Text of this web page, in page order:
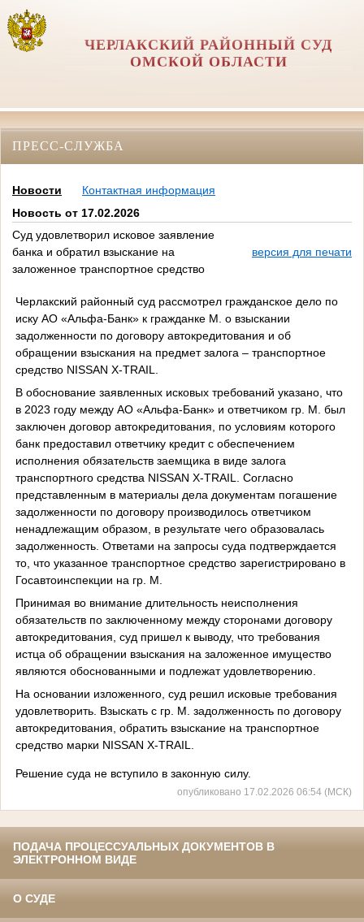
ЧЕРЛАКСКИЙ РАЙОННЫЙ СУД
ОМСКОЙ ОБЛАСТИ
ПРЕСС-СЛУЖБА
Новости
Контактная информация
Новость от 17.02.2026
Суд удовлетворил исковое заявление
банка и обратил взыскание на
заложенное транспортное средство
версия для печати
Черлакский районный суд рассмотрел гражданское дело по
иску АО «Альфа-Банк» к гражданке М. о взыскании
задолженности по договору автокредитования и об
обращении взыскания на предмет залога – транспортное
средство NISSAN X-TRAIL
В обоснование заявленных исковых требований указано, что
в 2023 году между АО «Альфа-Банк» и ответчиком гр. М. был
заключен договор автокредитования, по условиям которого
банк предоставил ответчику кредит с обеспечением
исполнения обязательств заемщика в виде залога
транспортного средства NISSAN X-TRAIL
. Согласно
представленным в материалы дела документам погашение
задолженности по договору производилось ответчиком
ненадлежащим образом, в результате чего образовалась
задолженность. Ответами на запросы суда подтверждается
то, что указанное транспортное средство зарегистрировано в
Госавтоинспекции на гр. М.
Принимая во внимание длительность неисполнения
обязательств по заключенному между сторонами договору
автокредитования, суд пришел к выводу, что требования
истца об обращении взыскания на заложенное имущество
являются обоснованными и подлежат удовлетворению.
На основании изложенного, суд решил исковые требования
удовлетворить. Взыскать с гр. М. задолженность по договору
автокредитования, обратить взыскание на транспортное
средство марки NISSAN X-TRAIL
Решение суда не вступило в законную силу.
опубликовано 17.02.2026 06:54 (МСК)
ПОДАЧА ПРОЦЕССУАЛЬНЫХ ДОКУМЕНТОВ В
ЭЛЕКТРОННОМ ВИДЕ
О СУДЕ